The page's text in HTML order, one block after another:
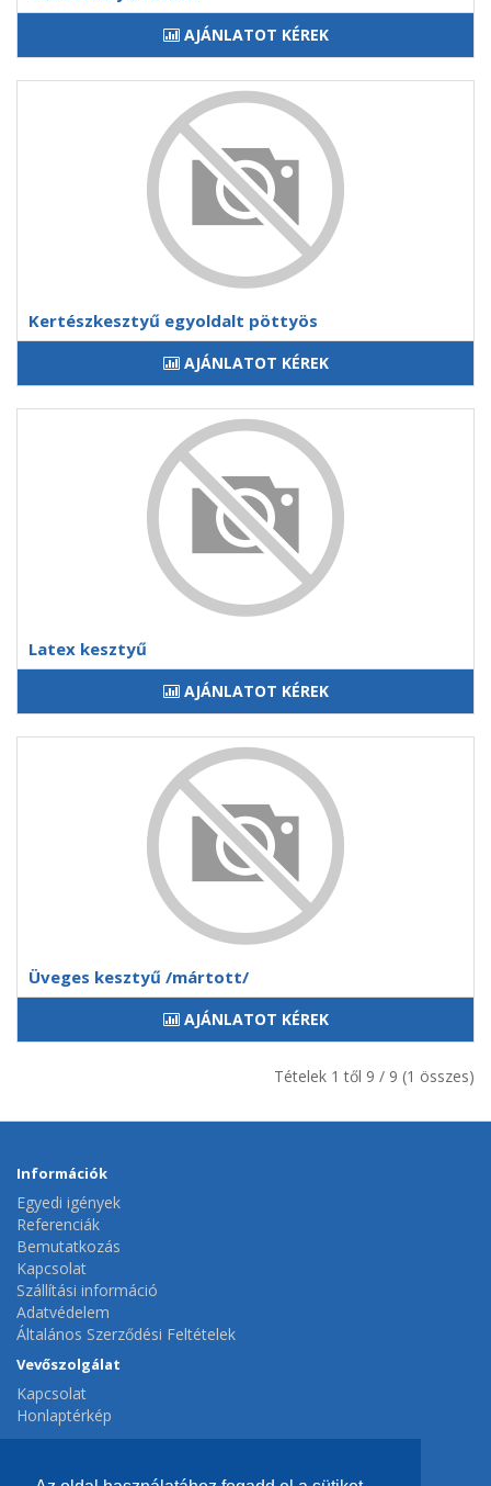
AJÁNLATOT KÉREK
Kertészkesztyű egyoldalt pöttyös
AJÁNLATOT KÉREK
Latex kesztyű
AJÁNLATOT KÉREK
Üveges kesztyű /mártott/
AJÁNLATOT KÉREK
Tételek 1 től 9 / 9 (1 összes)
Információk
Egyedi igények
Referenciák
Bemutatkozás
Kapcsolat
Szállítási információ
Adatvédelem
Általános Szerződési Feltételek
Vevőszolgálat
Kapcsolat
Honlaptérkép
Extrák
Gyártók